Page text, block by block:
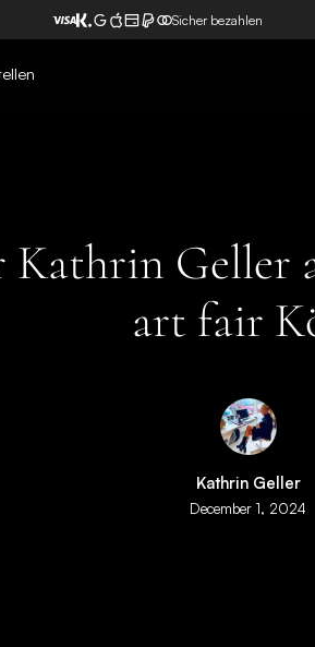
Sicher bezahlen
Geller
art fair
Kathrin Geller
December 1, 2024